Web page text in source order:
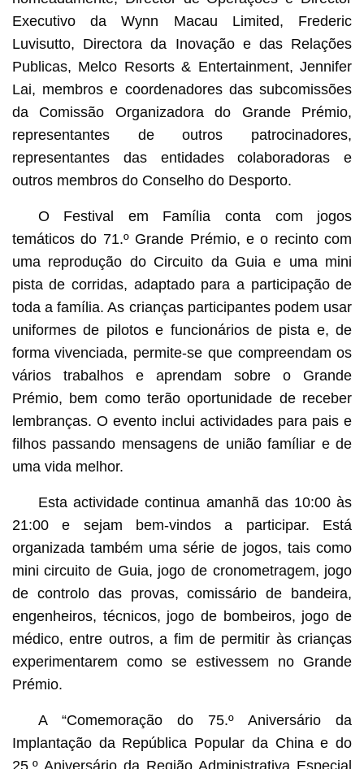
Executivo da Wynn Macau Limited, Frederic
Luvisutto, Directora da Inovação e das Relações
Publicas, Melco Resorts & Entertainment, Jennifer
Lai, membros e coordenadores das subcomissões
da Comissão Organizadora do Grande Prémio,
representantes de outros patrocinadores,
representantes das entidades colaboradoras e
outros membros do Conselho do Desporto.
O Festival em Família conta com jogos
temáticos do 71.º Grande Prémio, e o recinto com
uma reprodução do Circuito da Guia e uma mini
pista de corridas, adaptado para a participação de
toda a família. As crianças participantes podem usar
uniformes de pilotos e funcionários de pista e, de
forma vivenciada, permite-se que compreendam os
vários trabalhos e aprendam sobre o Grande
Prémio, bem como terão oportunidade de receber
lembranças. O evento inclui actividades para pais e
filhos passando mensagens de união famíliar e de
uma vida melhor.
Esta actividade continua amanhã das 10:00 às
21:00 e sejam bem-vindos a participar. Está
organizada também uma série de jogos, tais como
mini circuito de Guia, jogo de cronometragem, jogo
de controlo das provas, comissário de bandeira,
engenheiros, técnicos, jogo de bombeiros, jogo de
médico, entre outros, a fim de permitir às crianças
experimentarem como se estivessem no Grande
Prémio.
A “Comemoração do 75.º Aniversário da
Implantação da República Popular da China e do
25.º Aniversário da Região Administrativa Especial